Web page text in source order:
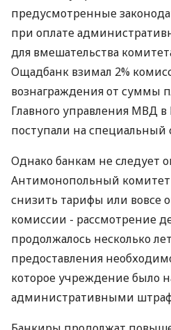
предусмотренные
при оплате
для вмешательства
Ощадбанк взимал 2%
вознаграждения от суммы
Главного управления МВД
поступали на специальный
Однако банкам не следует
Антимонопольный комитет
снизить тарифы или вовсе
комиссии - рассмотрение
продолжалось несколько
предоставления
которое учреждение было
административными